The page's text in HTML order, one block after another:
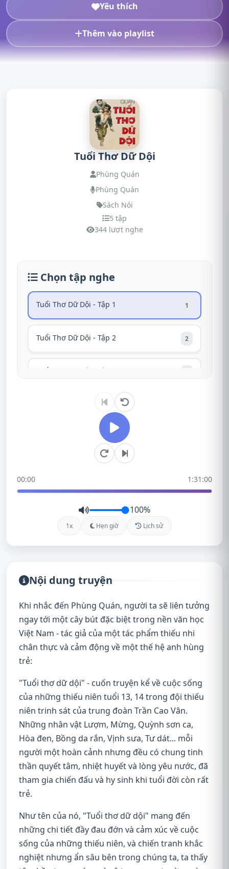
Yêu thích
Thêm vào playlist
Tuổi Thơ Dữ Dội
Phùng Quán
Phùng Quán
Sách Nói
5 tập
344 lượt nghe
Chọn tập nghe
Tuổi Thơ Dữ Dội - Tập 1 1
Tuổi Thơ Dữ Dội - Tập 2 2
Tuổi Thơ Dữ Dội - Tập 3
Tuổi Thơ Dữ Dội - Tập 4
Tuổi Thơ Dữ Dội - Tập 5
00:00 1:31:00
100%
1x Hẹn giờ Lịch sử
Nội dung truyện
Khi nhắc đến Phùng Quán, người ta sẽ liên tưởng
ngay tới một cây bút đặc biệt trong nền văn học
Việt Nam - tác giả của một tác phẩm thiếu nhi
chân thực và cảm động về một thế hệ anh hùng
trẻ:
"Tuổi thơ dữ dội" - cuốn truyện kể về cuộc sống
của những thiếu niên tuổi 13, 14 trong đội thiếu
niên trinh sát của trung đoàn Trần Cao Vân.
Những nhân vật Lượm, Mừng, Quỳnh sơn ca,
Hòa đen, Bồng da rắn, Vịnh sưa, Tư dát... mỗi
người một hoàn cảnh nhưng đều có chung tinh
thần quyết tâm, nhiệt huyết và lòng yêu nước, đã
tham gia chiến đấu và hy sinh khi tuổi đời còn rất
trẻ.
Như tên của nó, "Tuổi thơ dữ dội" mang đến
những chi tiết đầy đau đớn và cảm xúc về cuộc
sống của những thiếu niên, và chiến tranh khắc
nghiệt nhưng ẩn sâu bên trong chúng ta, ta thấy